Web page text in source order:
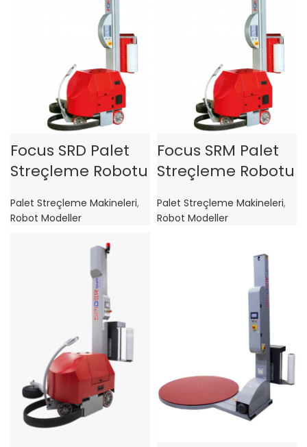
Focus SRD Palet
Streçleme Robotu
Palet Streçleme Makineleri,
Robot Modeller
Focus SRM Palet
Streçleme Robotu
Palet Streçleme Makineleri,
Robot Modeller